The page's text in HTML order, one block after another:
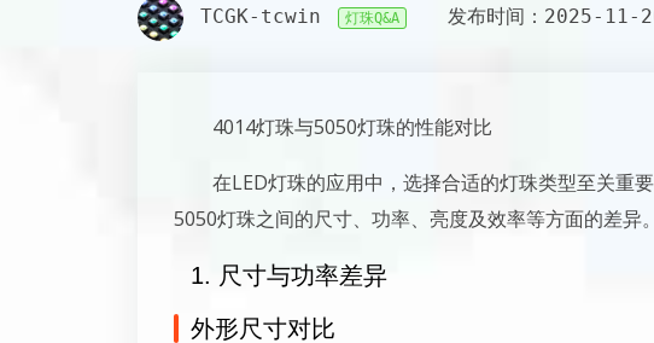
TCGK-tcwin 灯珠Q&A 发布时间：2025-
4014灯珠与5050灯珠的性能对比
在LED灯珠的应用中，选择合适的灯珠类型至关重
5050灯珠之间的尺寸、功率、亮度及效率等方面的差异。
1. 尺寸与功率差异
外形尺寸对比